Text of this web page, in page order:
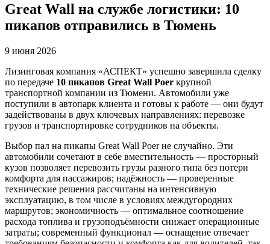
Great Wall на службе логистики: 10
пикапов отправились в Тюмень
9 июня 2026
Лизинговая компания «АСПЕКТ» успешно завершила сделку
по передаче 10 пикапов Great Wall Poer крупной
транспортной компании из Тюмени. Автомобили уже
поступили в автопарк клиента и готовы к работе — они будут
задействованы в двух ключевых направлениях: перевозке
грузов и транспортировке сотрудников на объекты.
Выбор пал на пикапы Great Wall Poer не случайно. Эти
автомобили сочетают в себе вместительность — просторный
кузов позволяет перевозить грузы разного типа без потери
комфорта для пассажиров; надёжность — проверенные
технические решения рассчитаны на интенсивную
эксплуатацию, в том числе в условиях междугородних
маршрутов; экономичность — оптимальное соотношение
расхода топлива и грузоподъёмности снижает операционные
затраты; современный функционал — оснащение отвечает